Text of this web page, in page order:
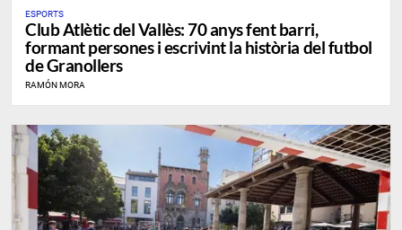
ESPORTS
Club Atlètic del Vallès: 70 anys fent barri,
formant persones i escrivint la història del futbol
de Granollers
RAMÓN MORA